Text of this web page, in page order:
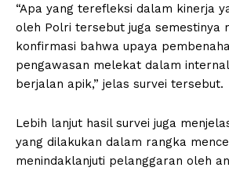
“Apa yang terefleksi dalam kinerja
oleh Polri tersebut juga semestinya
konfirmasi bahwa upaya
pengawasan melekat dalam
berjalan apik,” jelas survei tersebut.
Lebih lanjut hasil survei juga
yang dilakukan dalam rangka
menindaklanjuti pelanggaran oleh